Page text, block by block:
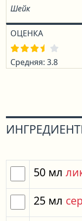
Шейк
ОЦЕНКА
Средняя: 3.8
50 мл
25 мл